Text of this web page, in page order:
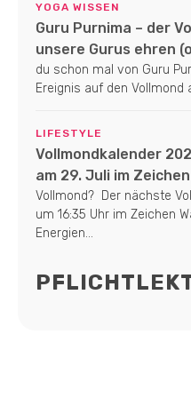
YOGA WISSEN
Guru Purnima – der
unsere Gurus ehren
du schon mal von Guru
Ereignis auf den Vollmond
LIFESTYLE
Vollmondkalender
am 29. Juli im
Vollmond? Der nächste
um 16:35 Uhr im Zeichen
Energien...